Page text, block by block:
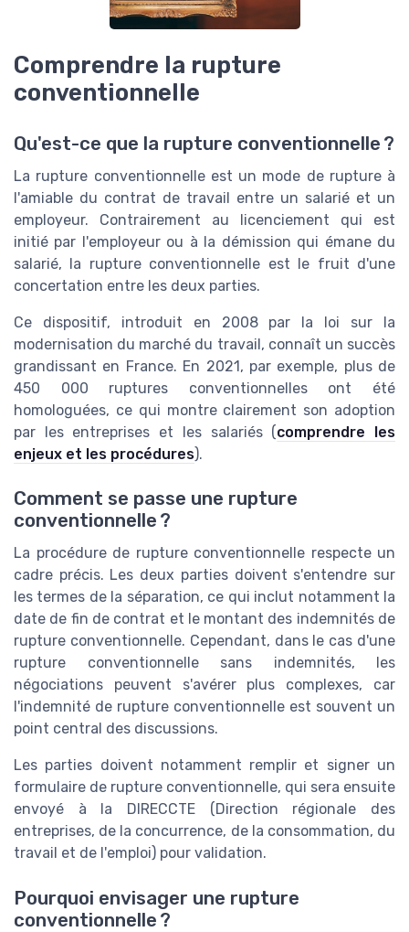
Comprendre la rupture
conventionnelle
Qu'est-ce que la rupture conventionnelle ?
La rupture conventionnelle est un mode de rupture à
l'amiable du contrat de travail entre un salarié et un
employeur. Contrairement au licenciement qui est
initié par l'employeur ou à la démission qui émane du
salarié, la rupture conventionnelle est le fruit d'une
concertation entre les deux parties.
Ce dispositif, introduit en 2008 par la loi sur la
modernisation du marché du travail, connaît un succès
grandissant en France. En 2021, par exemple, plus de
450 000 ruptures conventionnelles ont été
homologuées, ce qui montre clairement son adoption
par les entreprises et les salariés (comprendre les
enjeux et les procédures).
Comment se passe une rupture
conventionnelle ?
La procédure de rupture conventionnelle respecte un
cadre précis. Les deux parties doivent s'entendre sur
les termes de la séparation, ce qui inclut notamment la
date de fin de contrat et le montant des indemnités de
rupture conventionnelle. Cependant, dans le cas d'une
rupture conventionnelle sans indemnités, les
négociations peuvent s'avérer plus complexes, car
l'indemnité de rupture conventionnelle est souvent un
point central des discussions.
Les parties doivent notamment remplir et signer un
formulaire de rupture conventionnelle, qui sera ensuite
envoyé à la DIRECCTE (Direction régionale des
entreprises, de la concurrence, de la consommation, du
travail et de l'emploi) pour validation.
Pourquoi envisager une rupture
conventionnelle ?